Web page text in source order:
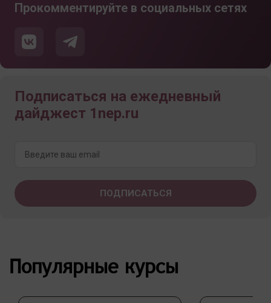
Прокомментируйте в социальных сетях
Подписаться на ежедневный
дайджест 1nep.ru
Популярные курсы